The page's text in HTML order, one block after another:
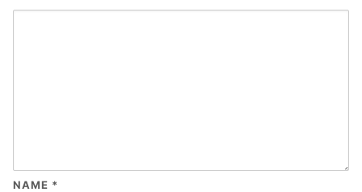
NAME *